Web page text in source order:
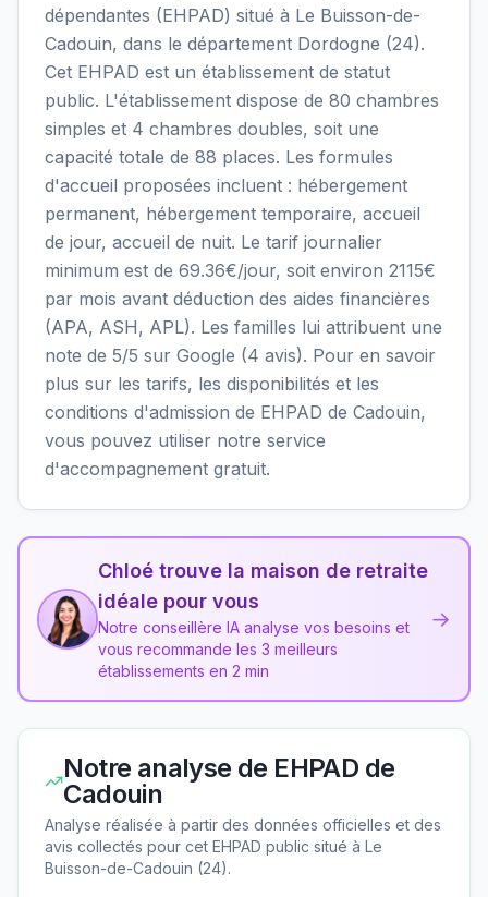
dépendantes (EHPAD) situé à Le Buisson-de-
Cadouin, dans le département Dordogne (24).
Cet EHPAD est un établissement de statut
public. L'établissement dispose de 80 chambres
simples et 4 chambres doubles, soit une
capacité totale de 88 places. Les formules
d'accueil proposées incluent : hébergement
permanent, hébergement temporaire, accueil
de jour, accueil de nuit. Le tarif journalier
minimum est de 69.36€/jour, soit environ 2115€
par mois avant déduction des aides financières
(APA, ASH, APL). Les familles lui attribuent une
note de 5/5 sur Google (4 avis). Pour en savoir
plus sur les tarifs, les disponibilités et les
conditions d'admission de EHPAD de Cadouin,
vous pouvez utiliser notre service
d'accompagnement gratuit.
Chloé trouve la maison de retraite
idéale pour vous
Notre conseillère IA analyse vos besoins et
vous recommande les 3 meilleurs
établissements en 2 min
→
Notre analyse de EHPAD de
Cadouin
Analyse réalisée à partir des données officielles et des
avis collectés pour cet EHPAD public situé à Le
Buisson-de-Cadouin (24).